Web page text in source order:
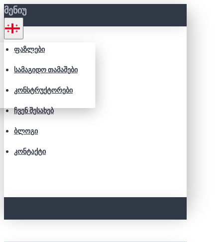
ᲛᲔᲜᲘᲣ
ᲤᲐᲖᲚᲔᲑᲘ
ᲡᲐᲛᲐᲒᲘᲓᲝ ᲗᲐᲛᲐᲨᲔᲑᲘ
ᲙᲝᲜᲡᲢᲠᲣᲥᲢᲝᲠᲔᲑᲘ
ᲩᲕᲔᲜ ᲨᲔᲡᲐᲮᲔᲑ
ᲑᲚᲝᲒᲘ
ᲙᲝᲜᲢᲐᲥᲢᲘ